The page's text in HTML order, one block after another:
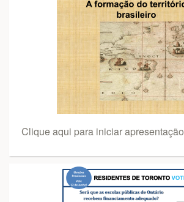
Clique aqui para iniciar apresentação